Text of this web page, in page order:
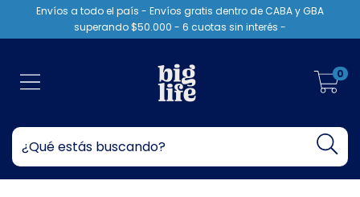
Envíos a todo el país - Envíos gratis dentro de CABA y GBA
superando $50.000 - 6 cuotas sin interés -
0